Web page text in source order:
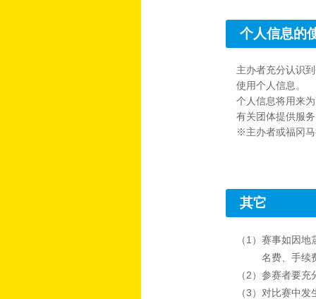
个人信息的
主办者充分认识
使用个人信息。
个人信息将用来
有关团体提供服
※主办者或福冈
其它
（1）赛事如因
名费、手续
（2）参赛者要
（3）对比赛中